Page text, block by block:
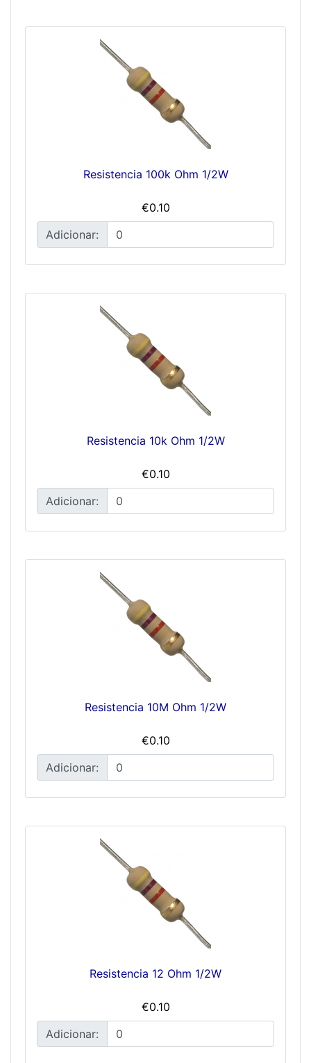
Resistencia 100k Ohm 1/2W
€0.10
Adicionar:
Resistencia 10k Ohm 1/2W
€0.10
Adicionar:
Resistencia 10M Ohm 1/2W
€0.10
Adicionar:
Resistencia 12 Ohm 1/2W
€0.10
Adicionar: